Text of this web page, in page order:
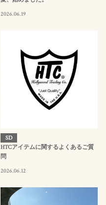
2026.06.19
SD
HTCアイテムに関するよくあるご質
問
2026.06.12